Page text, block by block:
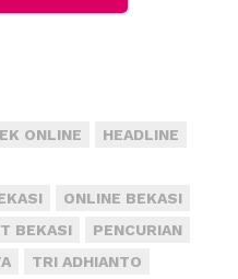
diberi bimbingan
keagamaan.
kebersihan,
ONLINE
HEADLINE
ONLINE BEKASI
BEKASI
PENCURIAN
TRI ADHIANTO